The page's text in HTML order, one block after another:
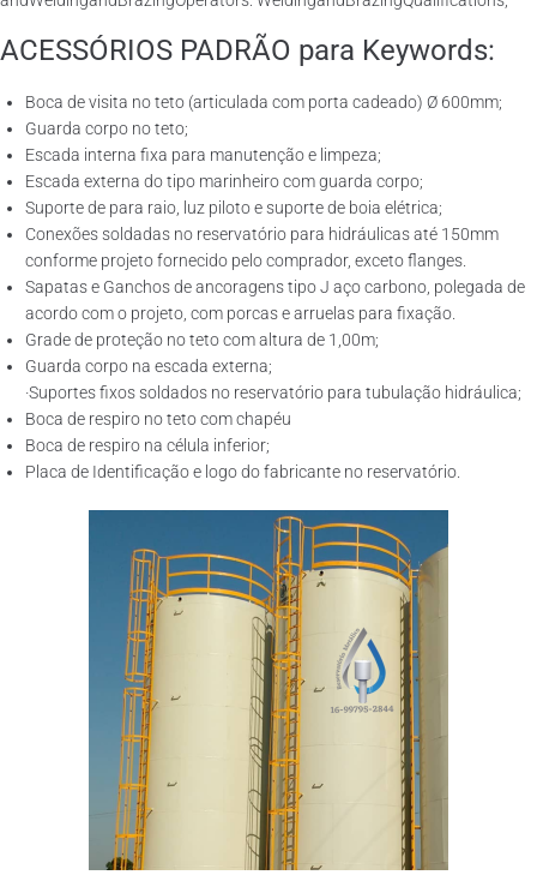
ACESSÓRIOS PADRÃO para Keywords:
Boca de visita no teto (articulada com porta cadeado) Ø 600mm;
Guarda corpo no teto;
Escada interna fixa para manutenção e limpeza;
Escada externa do tipo marinheiro com guarda corpo;
Suporte de para raio, luz piloto e suporte de boia elétrica;
Conexões soldadas no reservatório para hidráulicas até 150mm
conforme projeto fornecido pelo comprador, exceto flanges.
Sapatas e Ganchos de ancoragens tipo J aço carbono, polegada de
acordo com o projeto, com porcas e arruelas para fixação.
Grade de proteção no teto com altura de 1,00m;
Guarda corpo na escada externa;
·Suportes fixos soldados no reservatório para tubulação hidráulica;
Boca de respiro no teto com chapéu
Boca de respiro na célula inferior;
Placa de Identificação e logo do fabricante no reservatório.